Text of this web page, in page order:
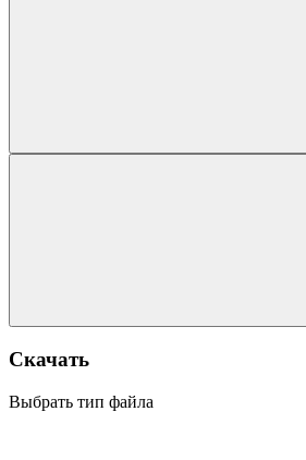
Скачать
Выбрать тип файла